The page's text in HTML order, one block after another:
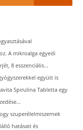
A mikroalga egyedi
8 esszenciális...
együtt is
Spirulina Tabletta egy
szuperélelmiszernek
hatásait és